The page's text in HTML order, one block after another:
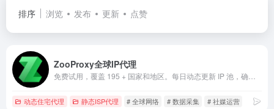
排序 浏览 发布 更新 点赞
ZooProxy全球IP代理
动态住宅代理 静态ISP代理 # 全球网络 # 数据采集 # 社媒运营